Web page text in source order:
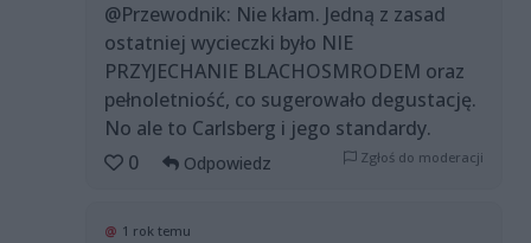
@Przewodnik: Nie kłam. Jedną z zasad
ostatniej wycieczki było NIE
PRZYJECHANIE BLACHOSMRODEM oraz
pełnoletniość, co sugerowało degustację.
No ale to Carlsberg i jego standardy.
0
Odpowiedz Zgłoś do moderacji
@ 1 rok temu